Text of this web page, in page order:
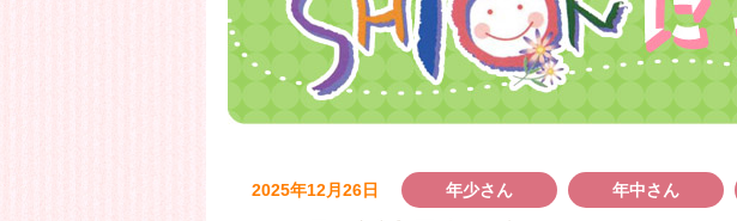
2025年12月26日 年少さん 年中さん